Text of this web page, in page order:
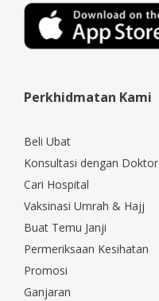
Perkhidmatan Kami
Beli Ubat
Konsultasi dengan Doktor
Cari Hospital
Vaksinasi Umrah & Hajj
Buat Temu Janji
Permeriksaan Kesihatan
Promosi
Ganjaran